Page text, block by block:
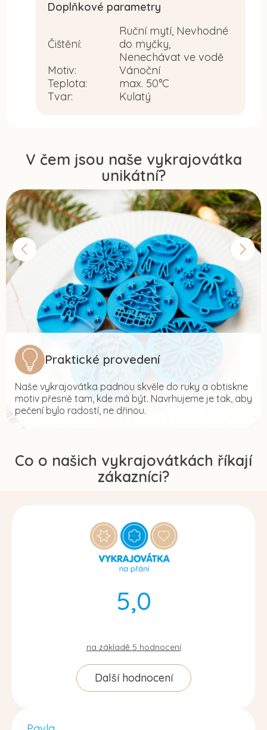
V čem jsou naše vykrajovátka
unikátní?
Praktické provedení
Naše vykrajovátka padnou skvěle do ruky a obtiskne
motiv přesně tam, kde má být. Navrhujeme je tak, aby
pečení bylo radostí, ne dřinou.
Doplňkové parametry
Čištění:
Ruční mytí, Nevhodné
do myčky,
Nenechávat ve vodě
Motiv:
Vánoční
Teplota:
max. 50°C
Tvar: Kulatý
Co o našich vykrajovátkách říkají
zákazníci?
5,0
na základě 5 hodnocení
Další hodnocení